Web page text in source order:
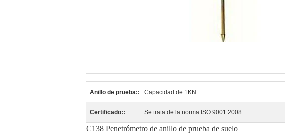
Anillo de prueba:: Capacidad de 1KN
Certificado:: Se trata de la norma ISO 9001:2008
C138 Penetrómetro de anillo de prueba de suelo